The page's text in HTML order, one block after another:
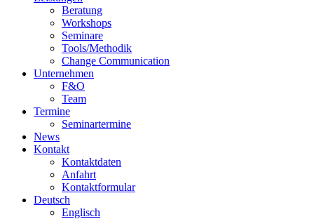
Beratung
Workshops
Seminare
Tools/Methodik
Change Communication
Unternehmen
F&O
Team
Termine
Seminartermine
News
Kontakt
Kontaktdaten
Anfahrt
Kontaktformular
Deutsch
Englisch